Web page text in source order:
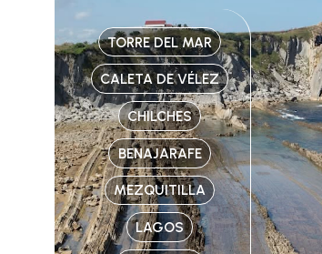
TORRE DEL MAR
CALETA DE VÉLEZ
CHILCHES
BENAJARAFE
MEZQUITILLA
LAGOS